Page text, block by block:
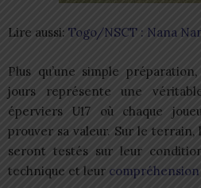
Lire aussi: Togo/NSCT : Nana
Plus qu’une simple
jours représente une
éperviers U17 où chaque
prouver sa valeur. Sur le terrain,
seront testés sur leur
technique et leur compréhension